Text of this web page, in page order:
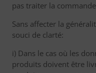
pas traiter la
Sans affecter la
souci de clarté:
i) Dans le cas où les
produits doivent être